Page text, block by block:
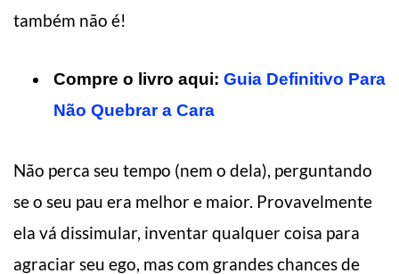
também não é!
Compre o livro aqui: Guia Definitivo Para
Não Quebrar a Cara
Não perca seu tempo (nem o dela), perguntando
se o seu pau era melhor e maior. Provavelmente
ela vá dissimular, inventar qualquer coisa para
agraciar seu ego, mas com grandes chances de